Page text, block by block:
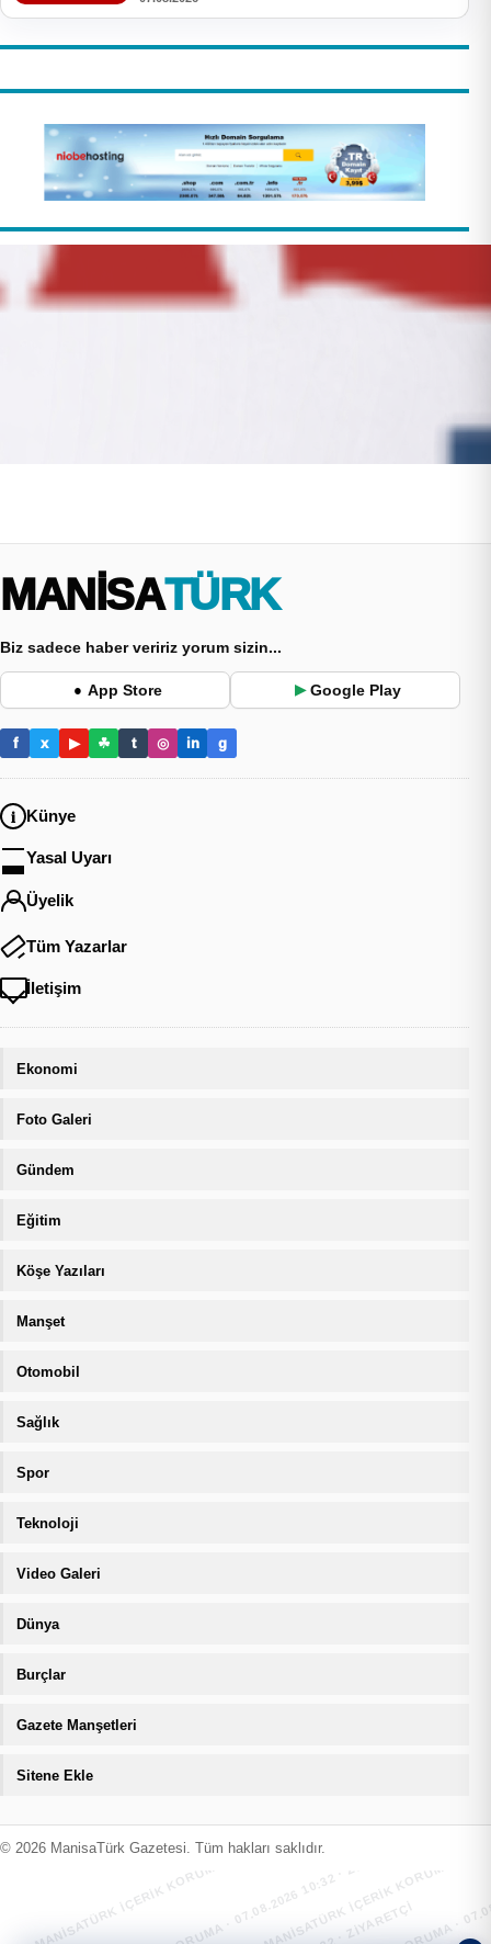
MANİSA TÜRK
Biz sadece haber veririz yorum sizin...
● App Store ▶ Google Play
f x ▶ ☘ t ◎ in g
Künye
Yasal Uyarı
Üyelik
Tüm Yazarlar
İletişim
Ekonomi
Foto Galeri
Gündem
Eğitim
Köşe Yazıları
Manşet
Otomobil
Sağlık
Spor
Teknoloji
Video Galeri
Dünya
Burçlar
Gazete Manşetleri
Sitene Ekle
© 2026 ManisaTürk Gazetesi. Tüm hakları saklıdır.
MANİSATÜRK İÇERİK KORUMA · 07.08.2026 10:32 · ZIYARETÇI
MANİSATÜRK İÇERİK KORUMA